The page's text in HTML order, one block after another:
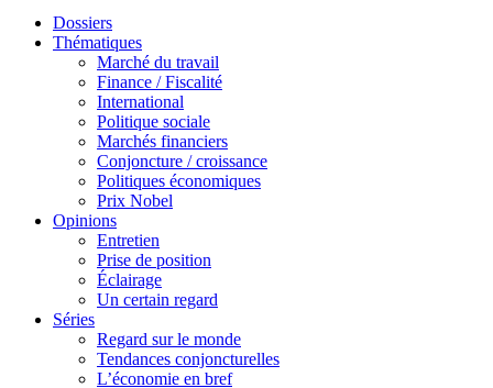
Dossiers
Thématiques
Marché du travail
Finance / Fiscalité
International
Politique sociale
Marchés financiers
Conjoncture / croissance
Politiques économiques
Prix Nobel
Opinions
Entretien
Prise de position
Éclairage
Un certain regard
Séries
Regard sur le monde
Tendances conjoncturelles
L’économie en bref